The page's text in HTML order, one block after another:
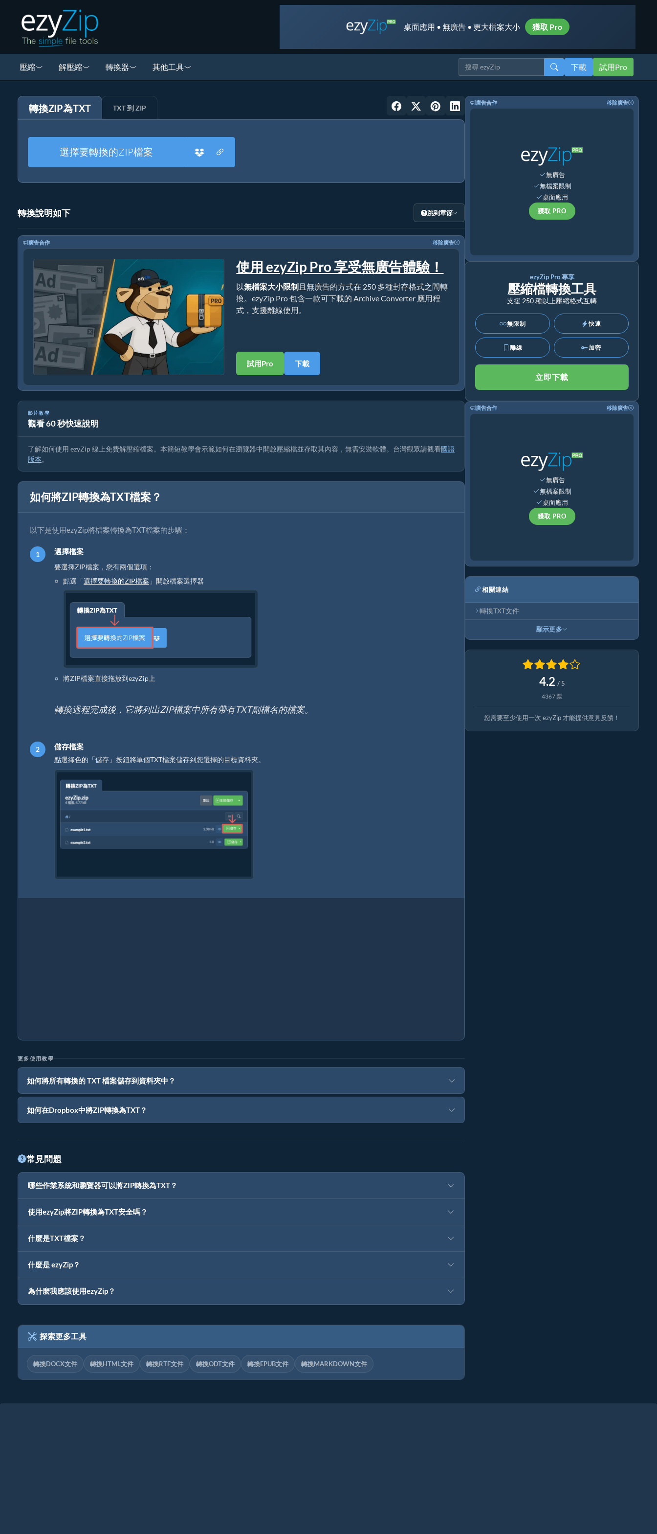
桌面應用 • 無廣告 • 更大檔案大小 獲取 Pro
壓縮 解壓縮 轉換器 其他工具 下載 試用Pro
轉換ZIP為TXT TXT 到 ZIP
選擇要轉換的ZIP檔案
轉換說明如下 跳到章節
廣告合作 移除廣告
使用 ezyZip Pro 享受無廣告體驗！
以無檔案大小限制且無廣告的方式在 250 多種封存格式之間轉
換。ezyZip Pro 包含一款可下載的 Archive Converter 應用程
式，支援離線使用。
試用Pro 下載
影片教學
觀看 60 秒快速說明
如何使用 ezyZip 線上解壓縮檔案（免費，無需安裝）
了解如何使用 ezyZip 線上免費解壓縮檔案。本簡短教學會示範如何在瀏覽器中開啟壓縮檔並存取其內容，無需安裝軟體。台灣觀眾請觀看國語
版本。
如何將ZIP轉換為TXT檔案？
以下是使用ezyZip將檔案轉換為TXT檔案的步驟：
選擇檔案
要選擇ZIP檔案，您有兩個選項：
點選「選擇要轉換的ZIP檔案 」開啟檔案選擇器
將ZIP檔案直接拖放到ezyZip上
轉換過程完成後，它將列出ZIP檔案中所有帶有TXT副檔名的檔案。
儲存檔案
點選綠色的「儲存」按鈕將單個TXT檔案儲存到您選擇的目標資料夾。
更多使用教學
如何將所有轉換的 TXT 檔案儲存到資料夾中？
如何在Dropbox中將ZIP轉換為TXT？
常見問題
哪些作業系統和瀏覽器可以將ZIP轉換為TXT？
使用ezyZip將ZIP轉換為TXT安全嗎？
什麼是TXT檔案？
什麼是 ezyZip？
為什麼我應該使用ezyZip？
探索更多工具
轉換DOCX文件 轉換HTML文件 轉換RTF文件 轉換ODT文件 轉換EPUB文件 轉換MARKDOWN文件
廣告合作 移除廣告
無廣告
無檔案限制
桌面應用
獲取 PRO
ezyZip Pro 專享
壓縮檔轉換工具
支援 250 種以上壓縮格式互轉
無限制 快速
離線 加密
立即下載
廣告合作 移除廣告
無廣告
無檔案限制
桌面應用
獲取 PRO
相關連結
轉換TXT文件
顯示更多
4.2 / 5
4367 票
您需要至少使用一次 ezyZip 才能提供意見反饋！